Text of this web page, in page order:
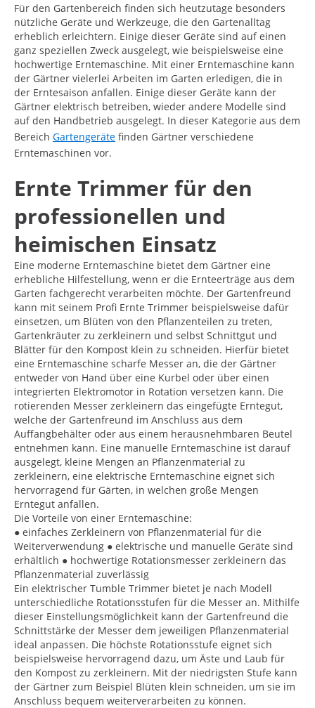
Für den Gartenbereich finden sich heutzutage besonders
nützliche Geräte und Werkzeuge, die den Gartenalltag
erheblich erleichtern. Einige dieser Geräte sind auf einen
ganz speziellen Zweck ausgelegt, wie beispielsweise eine
hochwertige Erntemaschine. Mit einer Erntemaschine kann
der Gärtner vielerlei Arbeiten im Garten erledigen, die in
der Erntesaison anfallen. Einige dieser Geräte kann der
Gärtner elektrisch betreiben, wieder andere Modelle sind
auf den Handbetrieb ausgelegt. In dieser Kategorie aus dem
Bereich Gartengeräte finden Gärtner verschiedene
Erntemaschinen vor.
Ernte Trimmer für den
professionellen und
heimischen Einsatz
Eine moderne Erntemaschine bietet dem Gärtner eine
erhebliche Hilfestellung, wenn er die Ernteerträge aus dem
Garten fachgerecht verarbeiten möchte. Der Gartenfreund
kann mit seinem Profi Ernte Trimmer beispielsweise dafür
einsetzen, um Blüten von den Pflanzenteilen zu treten,
Gartenkräuter zu zerkleinern und selbst Schnittgut und
Blätter für den Kompost klein zu schneiden. Hierfür bietet
eine Erntemaschine scharfe Messer an, die der Gärtner
entweder von Hand über eine Kurbel oder über einen
integrierten Elektromotor in Rotation versetzen kann. Die
rotierenden Messer zerkleinern das eingefügte Erntegut,
welche der Gartenfreund im Anschluss aus dem
Auffangbehälter oder aus einem herausnehmbaren Beutel
entnehmen kann. Eine manuelle Erntemaschine ist darauf
ausgelegt, kleine Mengen an Pflanzenmaterial zu
zerkleinern, eine elektrische Erntemaschine eignet sich
hervorragend für Gärten, in welchen große Mengen
Erntegut anfallen.
Die Vorteile von einer Erntemaschine:
● einfaches Zerkleinern von Pflanzenmaterial für die
Weiterverwendung ● elektrische und manuelle Geräte sind
erhältlich ● hochwertige Rotationsmesser zerkleinern das
Pflanzenmaterial zuverlässig
Ein elektrischer Tumble Trimmer bietet je nach Modell
unterschiedliche Rotationsstufen für die Messer an. Mithilfe
dieser Einstellungsmöglichkeit kann der Gartenfreund die
Schnittstärke der Messer dem jeweiligen Pflanzenmaterial
ideal anpassen. Die höchste Rotationsstufe eignet sich
beispielsweise hervorragend dazu, um Äste und Laub für
den Kompost zu zerkleinern. Mit der niedrigsten Stufe kann
der Gärtner zum Beispiel Blüten klein schneiden, um sie im
Anschluss bequem weiterverarbeiten zu können.